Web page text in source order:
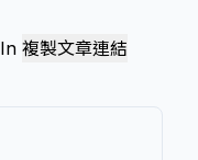
複製文章連結